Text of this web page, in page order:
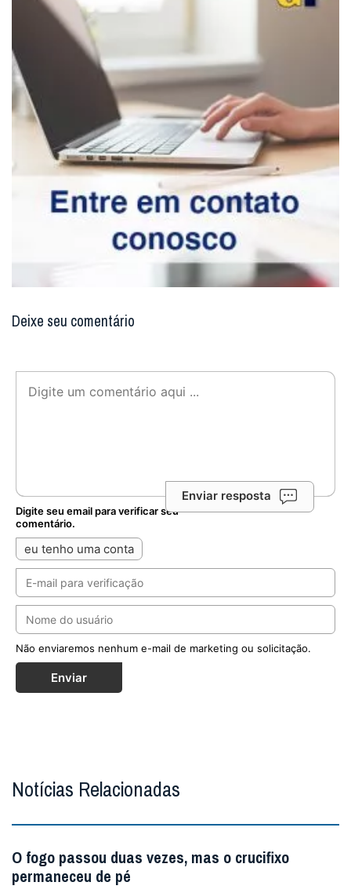
Deixe seu comentário
Enviar resposta
Digite seu email para verificar seu
comentário.
eu tenho uma conta
Não enviaremos nenhum e-mail de marketing ou solicitação.
Enviar
Notícias Relacionadas
O fogo passou duas vezes, mas o crucifixo
permaneceu de pé